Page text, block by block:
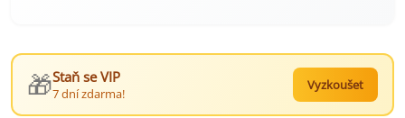
🎁Staň se VIP
7 dní zdarma!
Vyzkoušet